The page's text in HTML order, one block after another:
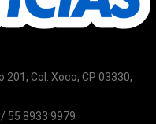
Col. Xoco, CP 03330,
55 8933 9979